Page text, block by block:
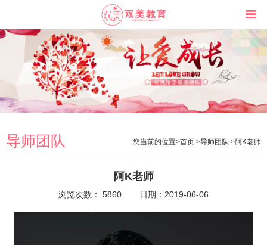
导师团队 您当前的位置>首页 >导师团队 >阿K老师
阿K老师
浏览次数： 5860 日期：2019-06-06